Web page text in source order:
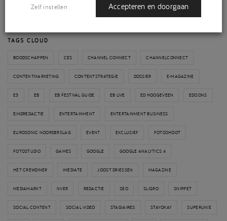
Projecten(36)
TAGS CLOUD
BOODSCHAPPEN CES CHANNEL CONNECT CHANNELCONNECT
CONTENTMARKETING CONTENTSTRATEGIE DOSSIER E-MAGAZINE
E3 EB EB FESTIVAL GUIDE EB LIVE ED HOOGEVEEN EDISONS
EINDREDACTIE ENTERTAINMENT ENTERTAINMENT BUSINESS
EUROSONIC NOORDERSLAG EVENT EXCLUSIEF FOTOSHOOT
FOTOSTUDIO GAMES GOOGLE GOOGLE ANALYTICS 4
HÉT CREWDINER IMEDIATE JOOST DRIESSEN MAGAZINE
MEDIAMARKT NVER REDACTIE SEO SLIGRO SNIPPET
SOCIAL CONTENT SOCIAL VIDEO STAGIAIRES STAYOKAY SUPERUNIE
Zelf instellen Accepteren en doorgaan